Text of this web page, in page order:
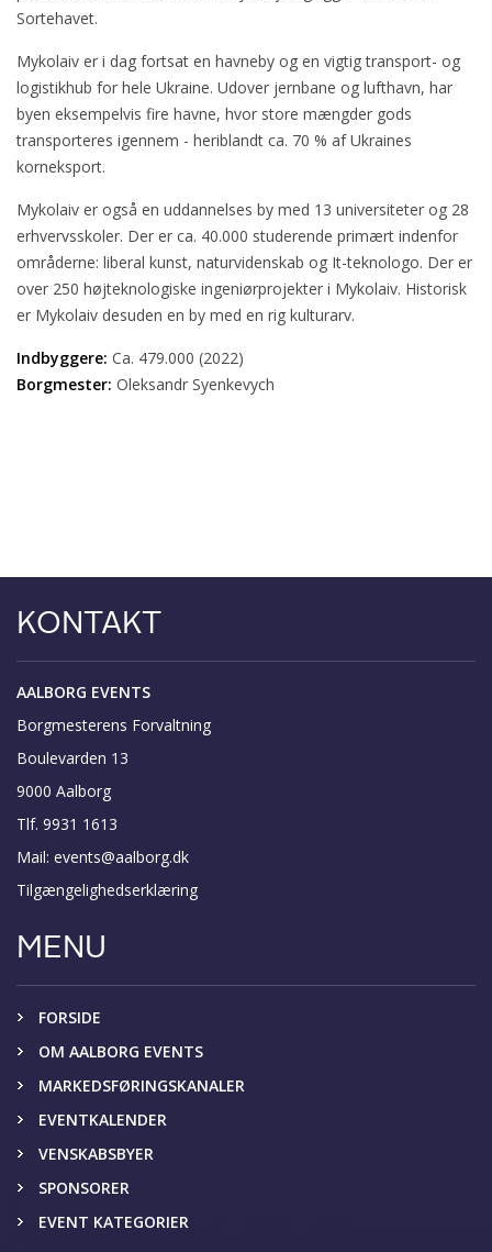
Sortehavet.
Mykolaiv er i dag fortsat en havneby og en vigtig transport- og
logistikhub for hele Ukraine. Udover jernbane og lufthavn, har
byen eksempelvis fire havne, hvor store mængder gods
transporteres igennem - heriblandt ca. 70 % af Ukraines
korneksport.
Mykolaiv er også en uddannelses by med 13 universiteter og 28
erhvervsskoler. Der er ca. 40.000 studerende primært indenfor
områderne: liberal kunst, naturvidenskab og It-teknologo. Der er
over 250 højteknologiske ingeniørprojekter i Mykolaiv. Historisk
er Mykolaiv desuden en by med en rig kulturarv.
Indbyggere: Ca. 479.000 (2022)
Borgmester: Oleksandr Syenkevych
KONTAKT
AALBORG EVENTS
Borgmesterens Forvaltning
Boulevarden 13
9000 Aalborg
Tlf. 9931 1613
Mail: events@aalborg.dk
Tilgængelighedserklæring
MENU
FORSIDE
OM AALBORG EVENTS
MARKEDSFØRINGSKANALER
EVENTKALENDER
VENSKABSBYER
SPONSORER
EVENT KATEGORIER